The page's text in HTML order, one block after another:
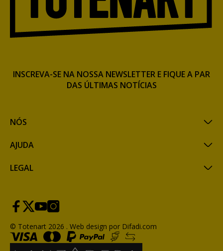
NÓS
AJUDA
LEGAL
INSCREVA-SE NA NOSSA NEWSLETTER E FIQUE A PAR
DAS ÚLTIMAS NOTÍCIAS
© Totenart 2026 . Web design por Difadi.com